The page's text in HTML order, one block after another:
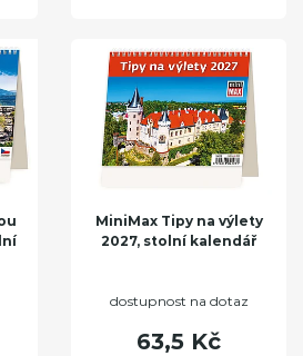
MiniMax Tipy na výlety
2027, stolní kalendář
dostupnost na dotaz
63,5 Kč